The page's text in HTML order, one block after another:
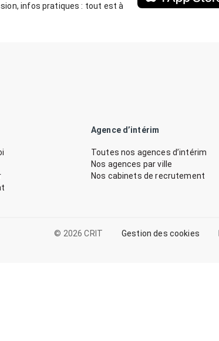
infos pratiques : tout est à
Agence d’intérim
Toutes nos agences d’intérim
Nos agences par ville
Nos cabinets de recrutement
© 2026 CRIT Gestion des cookies